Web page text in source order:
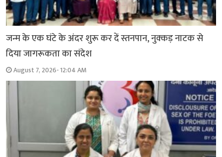
जन्म के एक घंटे के अंदर शुरू कर दें स्तनपान, नुक्कड़ नाटक से
दिया जागरूकता का संदेश
August 7, 2026- 12:04 AM